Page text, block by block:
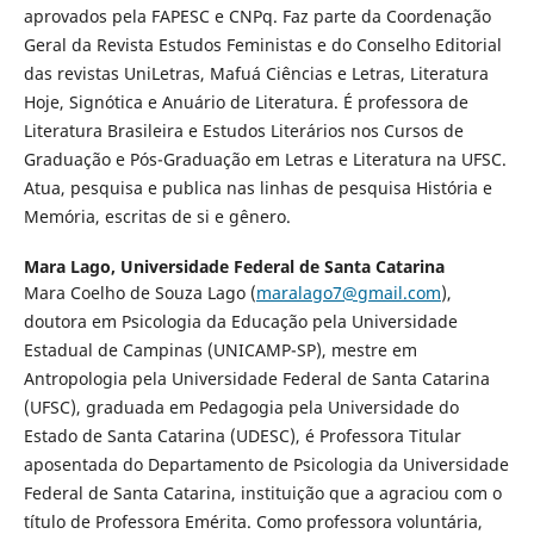
aprovados pela FAPESC e CNPq. Faz parte da Coordenação
Geral da Revista Estudos Feministas e do Conselho Editorial
das revistas UniLetras, Mafuá Ciências e Letras, Literatura
Hoje, Signótica e Anuário de Literatura. É professora de
Literatura Brasileira e Estudos Literários nos Cursos de
Graduação e Pós-Graduação em Letras e Literatura na UFSC.
Atua, pesquisa e publica nas linhas de pesquisa História e
Memória, escritas de si e gênero.
Mara Lago, Universidade Federal de Santa Catarina
Mara Coelho de Souza Lago (maralago7@gmail.com),
doutora em Psicologia da Educação pela Universidade
Estadual de Campinas (UNICAMP-SP), mestre em
Antropologia pela Universidade Federal de Santa Catarina
(UFSC), graduada em Pedagogia pela Universidade do
Estado de Santa Catarina (UDESC), é Professora Titular
aposentada do Departamento de Psicologia da Universidade
Federal de Santa Catarina, instituição que a agraciou com o
título de Professora Emérita. Como professora voluntária,